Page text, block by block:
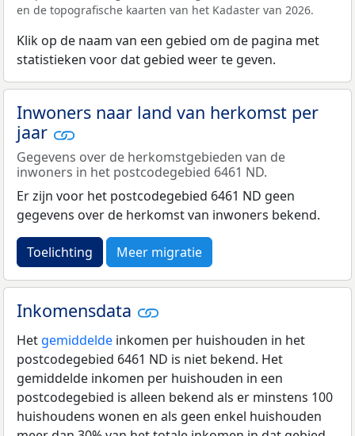
en de topografische kaarten van het Kadaster van 2026.
Klik op de naam van een gebied om de pagina met
statistieken voor dat gebied weer te geven.
Inwoners naar land van herkomst per
jaar
Gegevens over de herkomstgebieden van de
inwoners in het postcodegebied 6461 ND.
Er zijn voor het postcodegebied 6461 ND geen
gegevens over de herkomst van inwoners bekend.
Toelichting Meer migratie
Inkomensdata
Het gemiddelde inkomen per huishouden in het
postcodegebied 6461 ND is niet bekend. Het
gemiddelde inkomen per huishouden in een
postcodegebied is alleen bekend als er minstens 100
huishoudens wonen en als geen enkel huishouden